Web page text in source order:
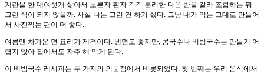
계란을 한 대여섯개 삶아서 노른자 흰자 각각 분리한 다음 반을 갈라 조합하는 뭐
그런 식이 되지 않을까. 사실 나는 그런 건 하기 싫다. 그냥 내가 먹는 그대로 만들어
서 사진찍는 편이 더 좋다.
여름엔 차가운 면 요리가 제격이다. 냉면도 좋지만, 콩국수나 비빔국수는 만들기 어
렵지 않아 집에서도 자주 해 먹게 된다.
이 비빔국수 레시피는 두 가지의 의문점에서 비롯되었다. 첫 번째는 우리 음식에서